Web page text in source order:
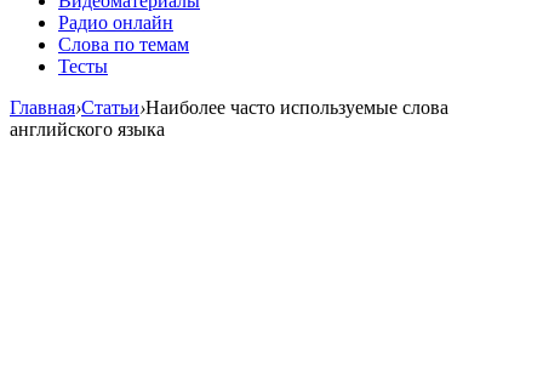
Радио онлайн
Слова по темам
Тесты
Главная›Статьи›Наиболее часто используемые слова
английского языка